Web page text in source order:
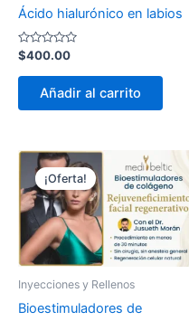
Ácido hialurónico en labios
Valorado
con
0
$400.00
Añadir al carrito
¡Oferta!
Inyecciones y Rellenos
Bioestimuladores de
El
precio
original
era:
$350.00.
precio
actual
es:
$225.00.